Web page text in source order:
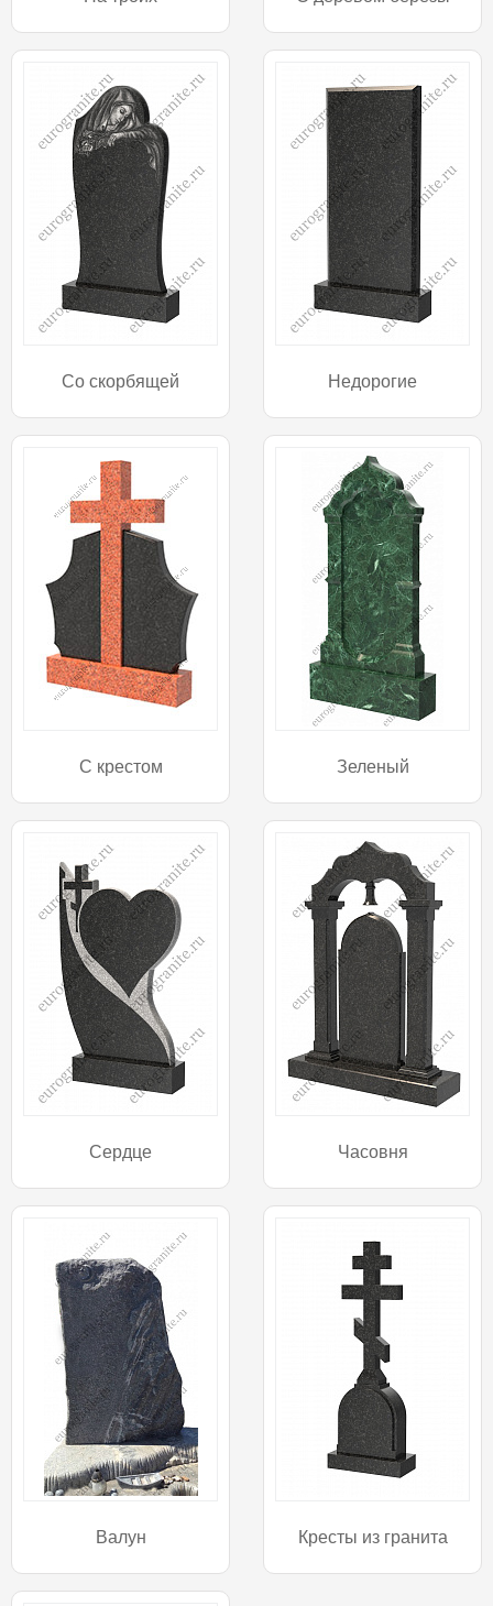
Со скорбящей Недорогие
С крестом Зеленый
Сердце Часовня
Валун Кресты из гранита